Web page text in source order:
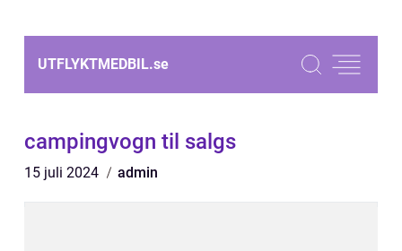
UTFLYKTMEDBIL.se
campingvogn til salgs
15 juli 2024 admin